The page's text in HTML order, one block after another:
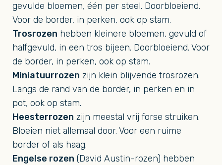
gevulde bloemen, één per steel. Doorbloeiend.
Voor de border, in perken, ook op stam.
Trosrozen hebben kleinere bloemen, gevuld of
halfgevuld, in een tros bijeen. Doorbloeiend. Voor
de border, in perken, ook op stam.
Miniatuurrozen zijn klein blijvende trosrozen.
Langs de rand van de border, in perken en in
pot, ook op stam.
Heesterrozen zijn meestal vrij forse struiken.
Bloeien niet allemaal door. Voor een ruime
border of als haag.
Engelse rozen (David Austin-rozen) hebben